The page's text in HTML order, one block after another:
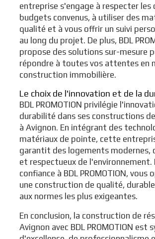
entreprise s'engage à respecter les
budgets convenus, à utiliser des
qualité et à vous offrir un suivi
au long du projet. De plus, BDL
propose des solutions sur-mesure
répondre à toutes vos attentes en
construction immobilière.
Le choix de l'innovation et de la
BDL PROMOTION privilégie
durabilité dans ses constructions
à Avignon. En intégrant des
matériaux de pointe, cette
garantit des logements modernes,
et respectueux de l'environnement.
confiance à BDL PROMOTION, vous
une construction de qualité,
aux normes les plus exigeantes.
En conclusion, la construction de
Avignon avec BDL PROMOTION est